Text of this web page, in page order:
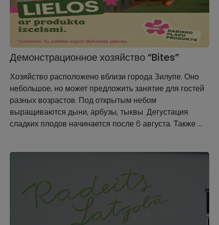
Демонстрационное хозяйство “Bites”
Хозяйство расположено вблизи города Зилупе. Оно
небольшое, но может предложить занятие для гостей
разных возрастов. Под открытым небом
выращиваются дыни, арбузы, тыквы. Дегустация
сладких плодов начинается после 6 августа. Также …